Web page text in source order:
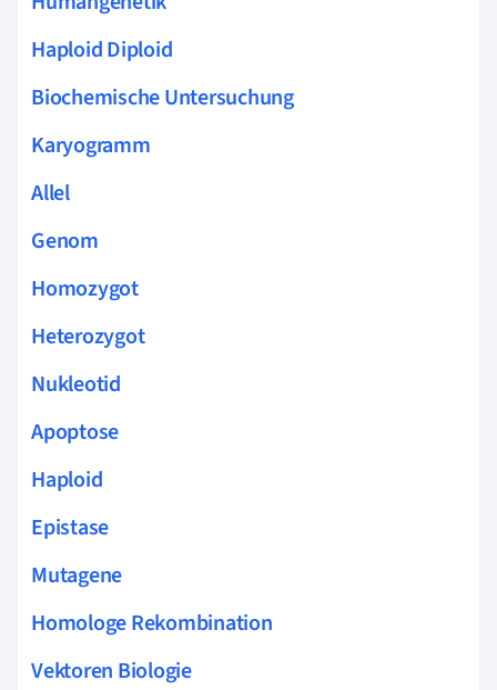
Haploid Diploid
Biochemische Untersuchung
Karyogramm
Allel
Genom
Homozygot
Heterozygot
Nukleotid
Apoptose
Haploid
Epistase
Mutagene
Homologe Rekombination
Vektoren Biologie